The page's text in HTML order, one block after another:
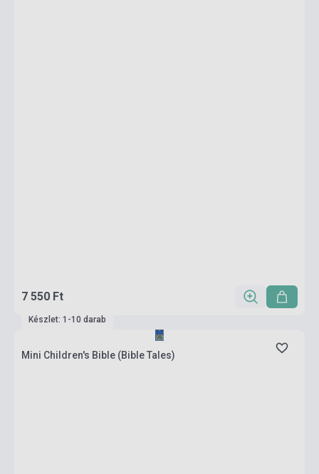
7 550 Ft
Készlet: 1-10 darab
Mini Children's Bible (Bible Tales)